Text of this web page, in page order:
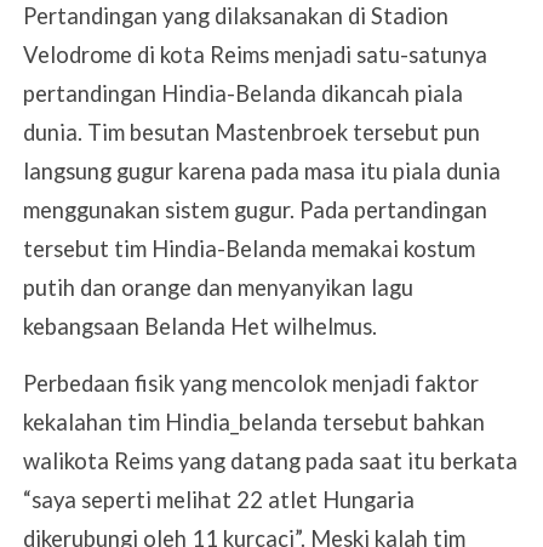
Pertandingan yang dilaksanakan di Stadion
Velodrome di kota Reims menjadi satu-satunya
pertandingan Hindia-Belanda dikancah piala
dunia. Tim besutan Mastenbroek tersebut pun
langsung gugur karena pada masa itu piala dunia
menggunakan sistem gugur. Pada pertandingan
tersebut tim Hindia-Belanda memakai kostum
putih dan orange dan menyanyikan lagu
kebangsaan Belanda Het wilhelmus.
Perbedaan fisik yang mencolok menjadi faktor
kekalahan tim Hindia_belanda tersebut bahkan
walikota Reims yang datang pada saat itu berkata
“saya seperti melihat 22 atlet Hungaria
dikerubungi oleh 11 kurcaci”. Meski kalah tim